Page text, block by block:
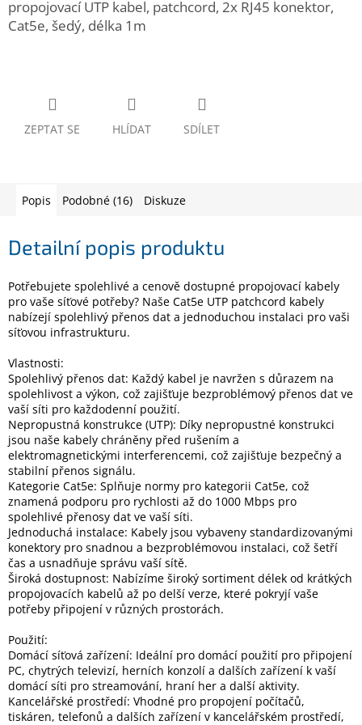
www.inpraise.cz
tablety
zahrada
Velké
spotřebiče
Počítače
notebooky
Elektronika
Domácnost
%
Black
Friday
VÝPRODEJ
Akční
zboží
TONERY
A
CARTRIDGE
OEM
Sestavy
propojovací UTP kabel, patchcord, 2x RJ45 konektor,
Cat5e, šedý, délka 1m
ZEPTAT SE HLÍDAT SDÍLET
Popis Podobné (16) Diskuze
Detailní popis produktu
Potřebujete spolehlivé a cenově dostupné propojovací kabely
pro vaše síťové potřeby? Naše Cat5e UTP patchcord kabely
nabízejí spolehlivý přenos dat a jednoduchou instalaci pro vaši
síťovou infrastrukturu.
Vlastnosti:
Spolehlivý přenos dat: Každý kabel je navržen s důrazem na
spolehlivost a výkon, což zajišťuje bezproblémový přenos dat ve
vaší síti pro každodenní použití.
Nepropustná konstrukce (UTP): Díky nepropustné konstrukci
jsou naše kabely chráněny před rušením a
elektromagnetickými interferencemi, což zajišťuje bezpečný a
stabilní přenos signálu.
Kategorie Cat5e: Splňuje normy pro kategorii Cat5e, což
znamená podporu pro rychlosti až do 1000 Mbps pro
spolehlivé přenosy dat ve vaší síti.
Jednoduchá instalace: Kabely jsou vybaveny standardizovanými
konektory pro snadnou a bezproblémovou instalaci, což šetří
čas a usnadňuje správu vaší sítě.
Široká dostupnost: Nabízíme široký sortiment délek od krátkých
propojovacích kabelů až po delší verze, které pokryjí vaše
potřeby připojení v různých prostorách.
Použití:
Domácí síťová zařízení: Ideální pro domácí použití pro připojení
PC, chytrých televizí, herních konzolí a dalších zařízení k vaší
domácí síti pro streamování, hraní her a další aktivity.
Kancelářské prostředí: Vhodné pro propojení počítačů,
tiskáren, telefonů a dalších zařízení v kancelářském prostředí,